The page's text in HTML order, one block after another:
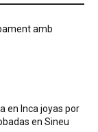
amb
en Inca joyas por
en Sineu